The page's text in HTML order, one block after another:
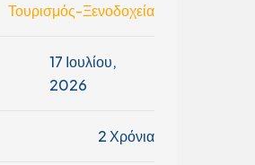
Τουρισμός-Ξενοδοχεία
17 Ιουλίου,
2026
2 Χρόνια